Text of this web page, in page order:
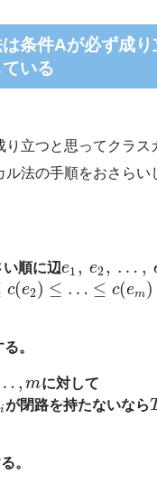
条件Aが必ず成
いる
り立つと思ってクラス
法の手順をおさらい
い順に辺e1 , e2 , … ,
c(e2) ≤ … ≤ c(em)
。
, mに対して
iが閉路を持たないならT
。